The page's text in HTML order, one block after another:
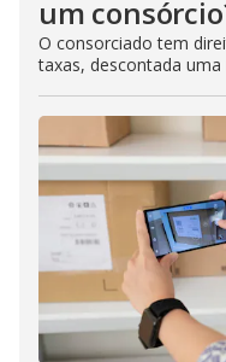
um
O consorciado tem
taxas, descontada